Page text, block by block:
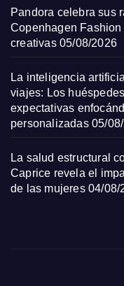
Pandora celebra sus
Copenhagen
creativas 05/08/2026
La inteligencia
viajes: Los
expectativas
personalizadas 05/
La salud estructural
Caprice revela el
de las mujeres 04/08/